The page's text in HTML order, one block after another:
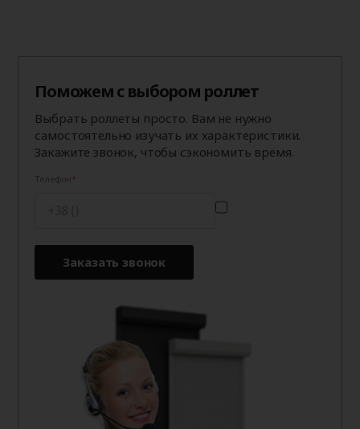
Поможем с выбором роллет
Выбрать роллеты просто. Вам не нужно
самостоятельно изучать их характеристики.
Закажите звонок, чтобы сэкономить время.
Заказать звонок